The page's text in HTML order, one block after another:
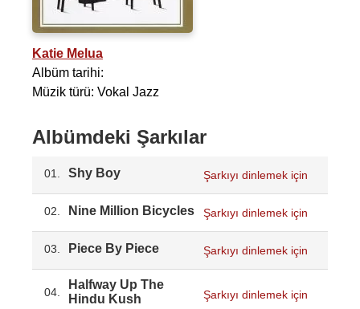
Katie Melua
Albüm tarihi:
Müzik türü: Vokal Jazz
Albümdeki Şarkılar
01. Shy Boy Şarkıyı dinlemek için
02. Nine Million Bicycles Şarkıyı dinlemek için
03. Piece By Piece Şarkıyı dinlemek için
04.
Halfway Up The
Hindu Kush
Şarkıyı dinlemek için